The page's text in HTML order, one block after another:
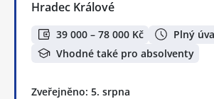
Hradec Králové
39 000 – 78 000 Kč
Plný
Vhodné také pro absolventy
Zveřejněno: 5. srpna